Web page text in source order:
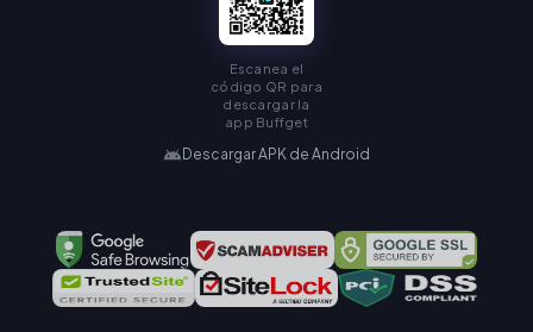
Escanea el
código QR para
descargar la
app Buffget
Descargar APK de Android